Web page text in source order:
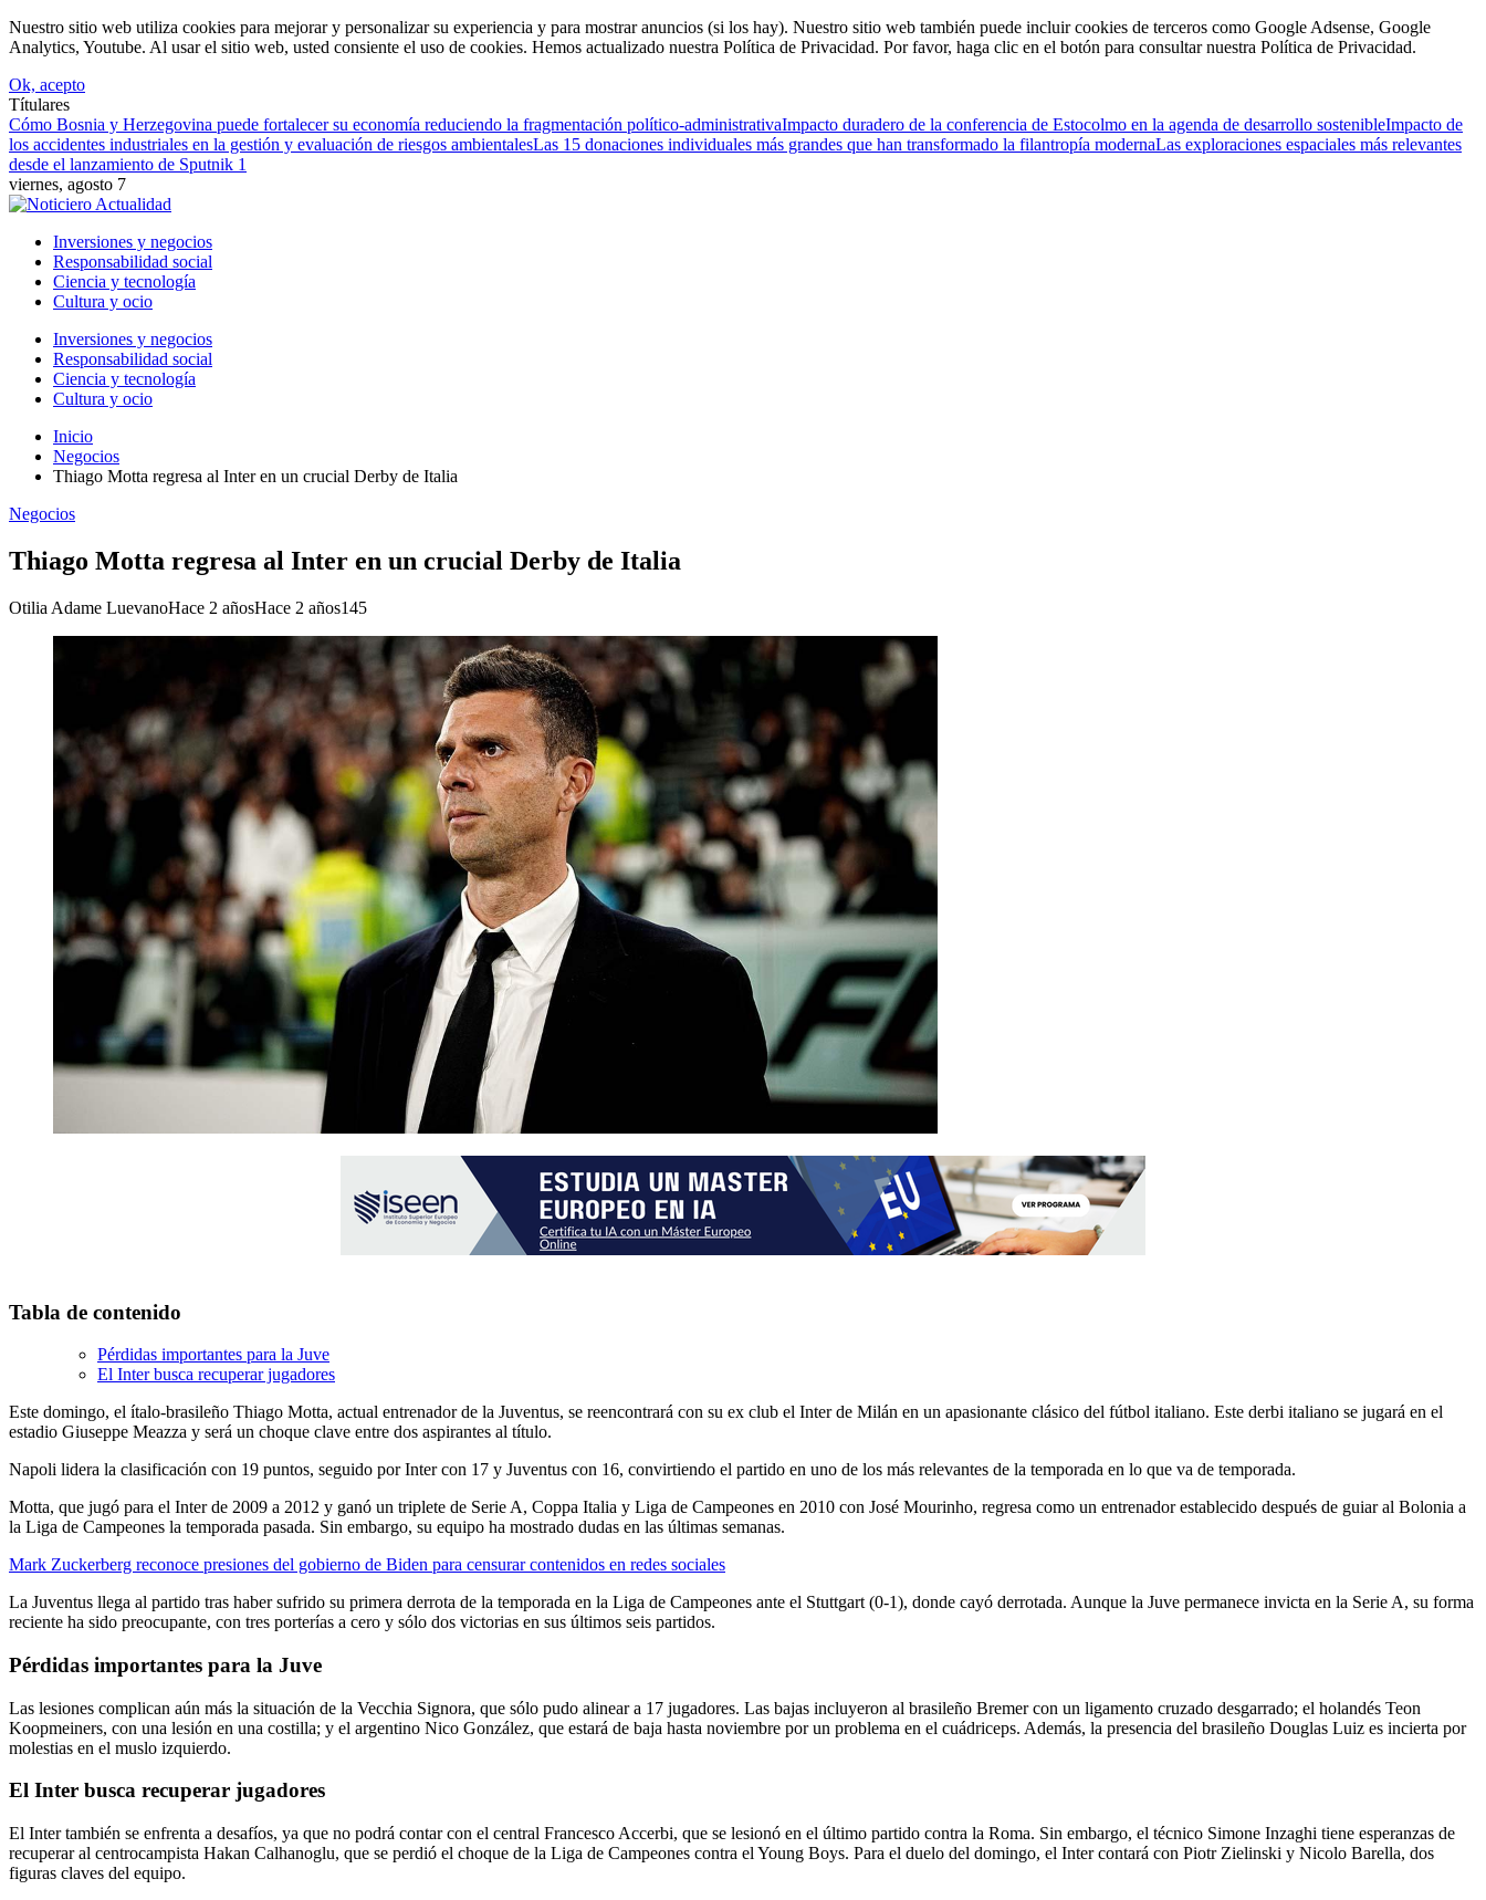
Nuestro sitio web utiliza cookies para mejorar y personalizar su experiencia y para mostrar anuncios (si los hay). Nuestro sitio web también puede incluir cookies de terceros como Google Adsense, Google
Analytics, Youtube. Al usar el sitio web, usted consiente el uso de cookies. Hemos actualizado nuestra Política de Privacidad. Por favor, haga clic en el botón para consultar nuestra Política de Privacidad.
Ok, acepto
Títulares
Cómo Bosnia y Herzegovina puede fortalecer su economía reduciendo la fragmentación político-administrativaImpacto duradero de la conferencia de Estocolmo en la agenda de desarrollo sostenibleImpacto de
los accidentes industriales en la gestión y evaluación de riesgos ambientalesLas 15 donaciones individuales más grandes que han transformado la filantropía modernaLas exploraciones espaciales más relevantes
desde el lanzamiento de Sputnik 1
viernes, agosto 7
Inversiones y negocios
Responsabilidad social
Ciencia y tecnología
Cultura y ocio
Inversiones y negocios
Responsabilidad social
Ciencia y tecnología
Cultura y ocio
Inicio
Negocios
Thiago Motta regresa al Inter en un crucial Derby de Italia
Negocios
Thiago Motta regresa al Inter en un crucial Derby de Italia
Otilia Adame LuevanoHace 2 añosHace 2 años145
Tabla de contenido
Pérdidas importantes para la Juve
El Inter busca recuperar jugadores
Este domingo, el ítalo-brasileño Thiago Motta, actual entrenador de la Juventus, se reencontrará con su ex club el Inter de Milán en un apasionante clásico del fútbol italiano. Este derbi italiano se jugará en el
estadio Giuseppe Meazza y será un choque clave entre dos aspirantes al título.
Napoli lidera la clasificación con 19 puntos, seguido por Inter con 17 y Juventus con 16, convirtiendo el partido en uno de los más relevantes de la temporada en lo que va de temporada.
Motta, que jugó para el Inter de 2009 a 2012 y ganó un triplete de Serie A, Coppa Italia y Liga de Campeones en 2010 con José Mourinho, regresa como un entrenador establecido después de guiar al Bolonia a
la Liga de Campeones la temporada pasada. Sin embargo, su equipo ha mostrado dudas en las últimas semanas.
Mark Zuckerberg reconoce presiones del gobierno de Biden para censurar contenidos en redes sociales
La Juventus llega al partido tras haber sufrido su primera derrota de la temporada en la Liga de Campeones ante el Stuttgart (0-1), donde cayó derrotada. Aunque la Juve permanece invicta en la Serie A, su forma
reciente ha sido preocupante, con tres porterías a cero y sólo dos victorias en sus últimos seis partidos.
Pérdidas importantes para la Juve
Las lesiones complican aún más la situación de la Vecchia Signora, que sólo pudo alinear a 17 jugadores. Las bajas incluyeron al brasileño Bremer con un ligamento cruzado desgarrado; el holandés Teon
Koopmeiners, con una lesión en una costilla; y el argentino Nico González, que estará de baja hasta noviembre por un problema en el cuádriceps. Además, la presencia del brasileño Douglas Luiz es incierta por
molestias en el muslo izquierdo.
El Inter busca recuperar jugadores
El Inter también se enfrenta a desafíos, ya que no podrá contar con el central Francesco Accerbi, que se lesionó en el último partido contra la Roma. Sin embargo, el técnico Simone Inzaghi tiene esperanzas de
recuperar al centrocampista Hakan Calhanoglu, que se perdió el choque de la Liga de Campeones contra el Young Boys. Para el duelo del domingo, el Inter contará con Piotr Zielinski y Nicolo Barella, dos
figuras claves del equipo.